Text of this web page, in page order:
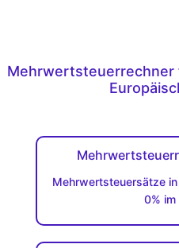
Mehrwertsteuerrechner
Mehrwertsteuersätze
0%